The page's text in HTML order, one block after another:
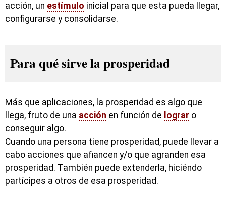
acción, un estímulo inicial para que esta pueda llegar,
configurarse y consolidarse.
Para qué sirve la prosperidad
Más que aplicaciones, la prosperidad es algo que
llega, fruto de una acción en función de lograr o
conseguir algo.
Cuando una persona tiene prosperidad, puede llevar a
cabo acciones que afiancen y/o que agranden esa
prosperidad. También puede extenderla, hiciéndo
partícipes a otros de esa prosperidad.